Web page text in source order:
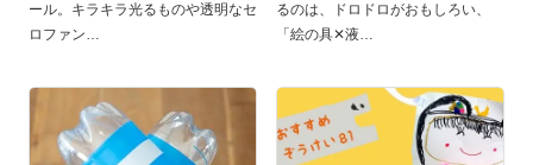
ール。キラキラ光るものや透明なセ
ロファン
るのは、ドロドロがおもしろい、
「絵の具✕液